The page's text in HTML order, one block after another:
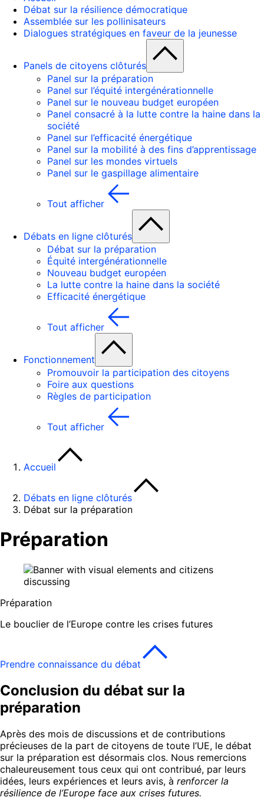
Débat sur la résilience démocratique
Assemblée sur les pollinisateurs
Dialogues stratégiques en faveur de la jeunesse
Panels de citoyens clôturés
Panel sur la préparation
Panel sur l’équité intergénérationnelle
Panel sur le nouveau budget européen
Panel consacré à la lutte contre la haine dans la
société
Panel sur l’efficacité énergétique
Panel sur la mobilité à des fins d’apprentissage
Panel sur les mondes virtuels
Panel sur le gaspillage alimentaire
Tout afficher
Débats en ligne clôturés
Débat sur la préparation
Équité intergénérationnelle
Nouveau budget européen
La lutte contre la haine dans la société
Efficacité énergétique
Tout afficher
Fonctionnement
Promouvoir la participation des citoyens
Foire aux questions
Règles de participation
Tout afficher
Accueil
Débats en ligne clôturés
Débat sur la préparation
Préparation
Préparation
Le bouclier de l’Europe contre les crises futures
Prendre connaissance du débat
Conclusion du débat sur la
préparation
Après des mois de discussions et de contributions
précieuses de la part de citoyens de toute l’UE, le débat
sur la préparation est désormais clos. Nous remercions
chaleureusement tous ceux qui ont contribué, par leurs
idées, leurs expériences et leurs avis, à renforcer la
résilience de l’Europe face aux crises futures.